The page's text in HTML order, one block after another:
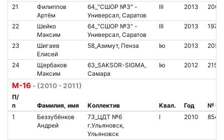
21
Филиппов
Артём
64_"СШОР №3" -
Универсал, Саратов
III 2013
22
Шейко
Максим
64_"СШОР №3" -
Универсал, Саратов
III 2013
23
Шигаев
Елисей
58_Азимут, Пенза Iю 2013
24
Щербаков
Максим
63_SAKSOR-SIGMA,
Самара
Iю 2012
М-16 - (2010 - 2011)
П/
п
Фамилия, имя Коллектив Квал. Год
№
1
Беззубёнков
Андрей
73_ЦДТ №6
г.Ульяновск,
Ульяновск
I 2010